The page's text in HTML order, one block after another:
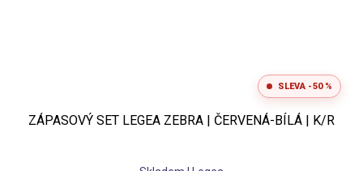
SLEVA -50 %
ZÁPASOVÝ SET LEGEA ZEBRA | ČERVENÁ-BÍLÁ | K/R